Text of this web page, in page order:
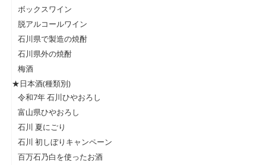
ボックスワイン
脱アルコールワイン
石川県で製造の焼酎
石川県外の焼酎
梅酒
★日本酒(種類別)
令和7年 石川ひやおろし
富山県ひやおろし
石川 夏にごり
石川 初しぼりキャンペーン
百万石乃白を使ったお酒